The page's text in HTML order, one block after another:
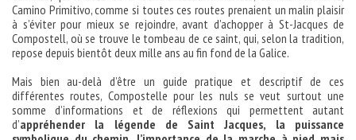
Camino Primitivo, comme si toutes ces routes prenaient un malin plaisir
à s’éviter pour mieux se rejoindre, avant d’achopper à St-Jacques de
Compostell, où se trouve le tombeau de ce saint, qui, selon la tradition,
repose depuis bientôt deux mille ans au fin fond de la Galice.
Mais bien au-delà d’être un guide pratique et descriptif de ces
différentes routes, Compostelle pour les nuls se veut surtout une
somme d’informations et de réflexions qui permettent autant
d’appréhender la légende de Saint Jacques, la puissance